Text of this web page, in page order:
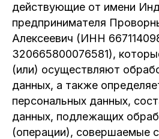
действующие от имени
предпринимателя
Алексеевич (ИНН
320665800076581),
(или) осуществляют
данных, а также
персональных данных,
данных, подлежащих
(операции), совершаемые